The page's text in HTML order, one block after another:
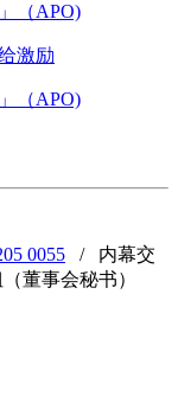
（APO)
激励
（APO)
0055 / 内幕交
董事会秘书）